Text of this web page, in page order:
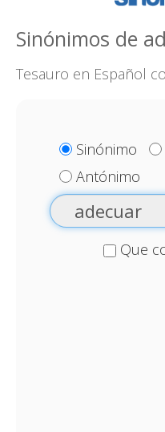
Sinónimos de
Tesauro en Español
Sinónimo
Antónimo
Que